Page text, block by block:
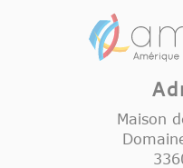
Maison